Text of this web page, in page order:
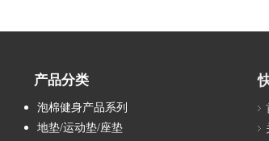
产品分类
泡棉健身产品系列
地垫/运动垫/座垫